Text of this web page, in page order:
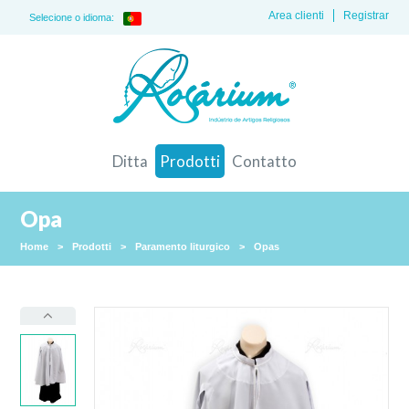
Selecione o idioma: Registrar
Area clienti
Ditta Prodotti Contatto
Opa
Home > Prodotti > Paramento liturgico > Opas